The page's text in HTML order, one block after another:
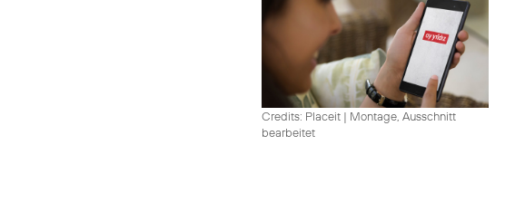
Credits: Placeit | Montage, Ausschnitt
bearbeitet